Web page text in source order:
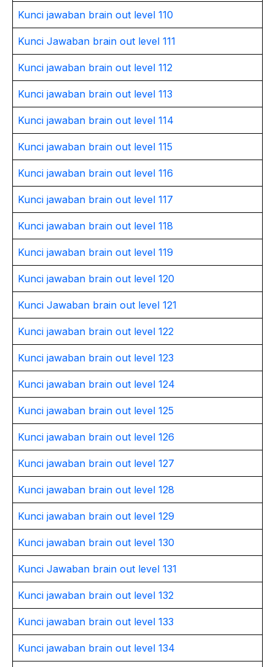
Kunci jawaban brain out level 110
Kunci Jawaban brain out level 111
Kunci jawaban brain out level 112
Kunci jawaban brain out level 113
Kunci jawaban brain out level 114
Kunci jawaban brain out level 115
Kunci jawaban brain out level 116
Kunci jawaban brain out level 117
Kunci jawaban brain out level 118
Kunci jawaban brain out level 119
Kunci jawaban brain out level 120
Kunci Jawaban brain out level 121
Kunci jawaban brain out level 122
Kunci jawaban brain out level 123
Kunci jawaban brain out level 124
Kunci jawaban brain out level 125
Kunci jawaban brain out level 126
Kunci jawaban brain out level 127
Kunci jawaban brain out level 128
Kunci jawaban brain out level 129
Kunci jawaban brain out level 130
Kunci Jawaban brain out level 131
Kunci jawaban brain out level 132
Kunci jawaban brain out level 133
Kunci jawaban brain out level 134